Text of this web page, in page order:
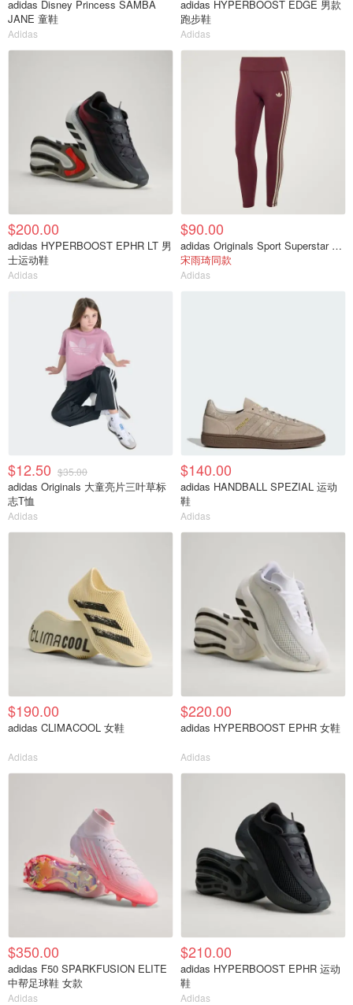
adidas Disney Princess SAMBA
JANE 童鞋
Adidas
adidas HYPERBOOST EDGE 男款
跑步鞋
Adidas
$200.00
adidas HYPERBOOST EPHR LT 男
士运动鞋
Adidas
$90.00
adidas Originals Sport Superstar 7/8紧身裤
宋雨琦同款
Adidas
$12.50 $35.00
adidas Originals 大童亮片三叶草标
志T恤
Adidas
$140.00
adidas HANDBALL SPEZIAL 运动
鞋
Adidas
$190.00
adidas CLIMACOOL 女鞋
Adidas
$220.00
adidas HYPERBOOST EPHR 女鞋
Adidas
$350.00
adidas F50 SPARKFUSION ELITE
中帮足球鞋 女款
Adidas
$210.00
adidas HYPERBOOST EPHR 运动
鞋
Adidas